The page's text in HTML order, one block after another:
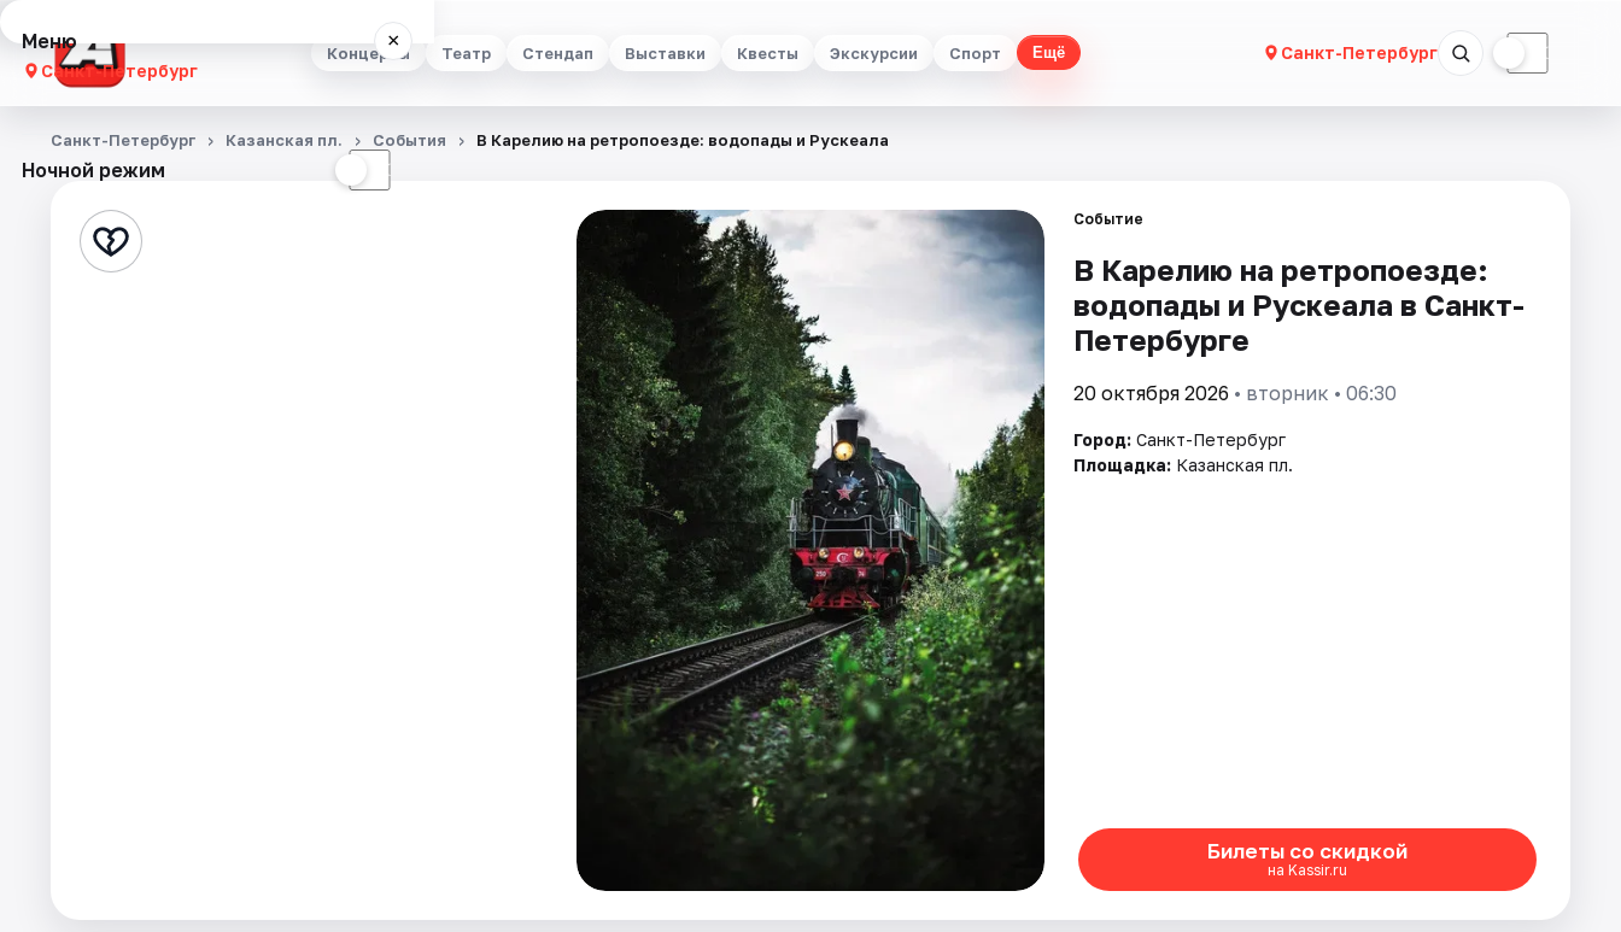
Концерты Театр Стендап Выставки Квесты Экскурсии Спорт Ещё Санкт-Петербург ☾
Меню ×
Санкт-Петербург
Концерты
Стендап
Ночной режим ☾
Санкт-Петербург Казанская пл. События В Карелию на ретропоезде: водопады и Рускеала
Событие
В Карелию на ретропоезде:
водопады и Рускеала в Санкт-
Петербурге
20 октября 2026 • вторник • 06:30
Город: Санкт-Петербург
Площадка: Казанская пл.
Билеты со скидкой
на Kassir.ru